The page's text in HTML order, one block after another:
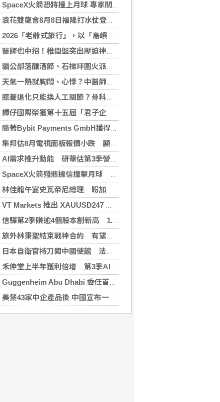
SpaceX火箭恐將撞上月球 專家關注衝擊後果
浪花雙龍會8月8日福隆打水仗登場 尚有免費名額快報名，還可抽住宿券！
2026「老爺式旅行」，以「島嶼的弦外之音」為題 帶旅人開箱歌劇院後台、探訪地下舞廳年代及體驗民歌
醫師也中招！椎間盤突出壓迫神經 微創內視鏡手術助重返正常生活
貓公部落釀酒節、石梯坪圍火派對 分別在中秋與國慶連假登場
天氣一熱就胸悶、心悸？中醫師提醒：高溫讓心臟負擔大增，別輕忽身體警訊
膝蓋退化只能換人工關節？骨科醫師解析「退化性關節炎」治療評估
譚仔國際榮獲第十五屆「君子企業獎」 卓越ESG及營商表現備受肯定
隨著Bybit Payments GmbH獲得電子貨幣機構牌照，Bybit.eu進一步拓展其在歐洲的業務布局
集邦估8月電視面板報價小跌 顯示器及NB面板持平
AI需求推升動能 研華估第3季營收雙增、毛利率持穩
SpaceX火箭殘骸據信撞擊月球 無即時畫面暫難確認
林佳龍午宴史瓦帝尼總理 盼加強各領域雙邊合作
VT Markets 推出 XAUUSD247 重新定義黃金交易時間
信驊第2季賺逾4個股本創新高 1.87億元參與M31私募
旅外林秉聖結束戰神合約 有望加盟PLG洋基工程
日本自衛官持刀闖中國使館 法庭上稱促中國改變外交
禾伸堂上半年獲利倍增 第3季AI用MLCC需求看旺
Guggenheim Abu Dhabi 委任首任館長
美禁43家中企產品後 中國宣布一連串反制措施